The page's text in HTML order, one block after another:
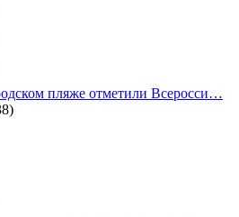
пляже отметили Всеросси…